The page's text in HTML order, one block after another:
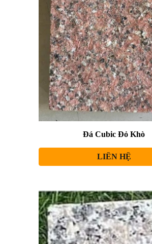
Đá Cubic Đỏ Khò
LIÊN HỆ